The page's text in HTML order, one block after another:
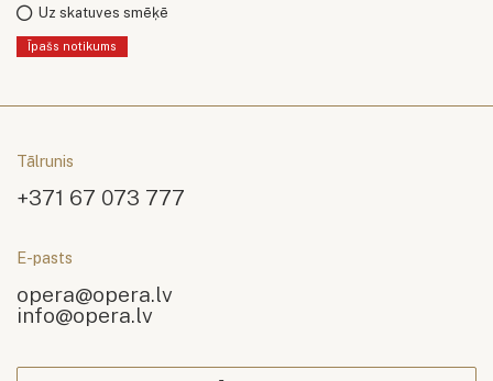
Uz skatuves smēķē
Īpašs notikums
Tālrunis
+371 67 073 777
E-pasts
opera@opera.lv
info@opera.lv